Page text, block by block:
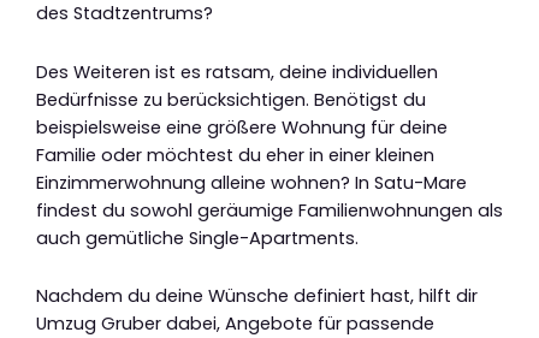
des Stadtzentrums?
Des Weiteren ist es ratsam, deine individuellen
Bedürfnisse zu berücksichtigen. Benötigst du
beispielsweise eine größere Wohnung für deine
Familie oder möchtest du eher in einer kleinen
Einzimmerwohnung alleine wohnen? In Satu-Mare
findest du sowohl geräumige Familienwohnungen als
auch gemütliche Single-Apartments.
Nachdem du deine Wünsche definiert hast, hilft dir
Umzug Gruber dabei, Angebote für passende